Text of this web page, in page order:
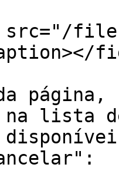
files/
página,
lista